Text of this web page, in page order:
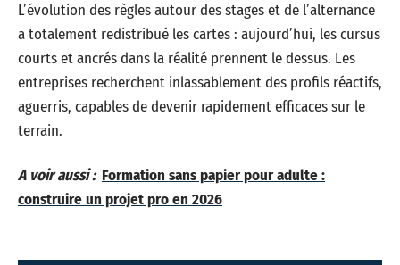
L’évolution des règles autour des stages et de l’alternance
a totalement redistribué les cartes : aujourd’hui, les cursus
courts et ancrés dans la réalité prennent le dessus. Les
entreprises recherchent inlassablement des profils réactifs,
aguerris, capables de devenir rapidement efficaces sur le
terrain.
A voir aussi : Formation sans papier pour adulte :
construire un projet pro en 2026